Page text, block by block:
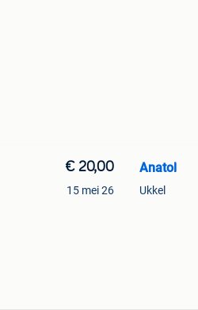
€ 20,00
15 mei 26
Anatol
Ukkel